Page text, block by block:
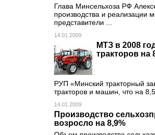
Глава Минсельхоза РФ
производства и реализации
представители ...
14.01.2009
МТЗ в 2008
тракторов на
РУП «Минский тракторный
тракторов и машин, что на
14.01.2009
Производство
возросло на 8,9%